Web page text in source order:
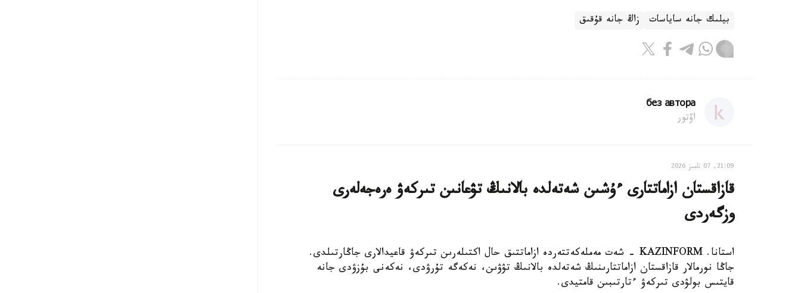
بيلىك جانە ساياسات زاڭ جانە قۇقىق
без автора
اۆتور
21:09, 07 تامىز 2026
قازاقستان ازاماتتارى ءۇشىن شەتەلدە بالانىڭ تۋعانىن تىركەۋ ەرەجەلەرى
وزگەردى
استانا. KAZINFORM - شەت مەملەكەتتەردە ازاماتتىق حال اكتىلەرىن تىركەۋ قاعيدالارى جاڭارتىلدى.
جاڭا نورمالار قازاقستان ازاماتتارىنىڭ شەتەلدە بالانىڭ تۋۋىن، نەكەگە تۇرۋدى، نەكەنى بۇزۋدى جانە
قايتىس بولۋدى تىركەۋ ءتارتىبىن قامتيدى.